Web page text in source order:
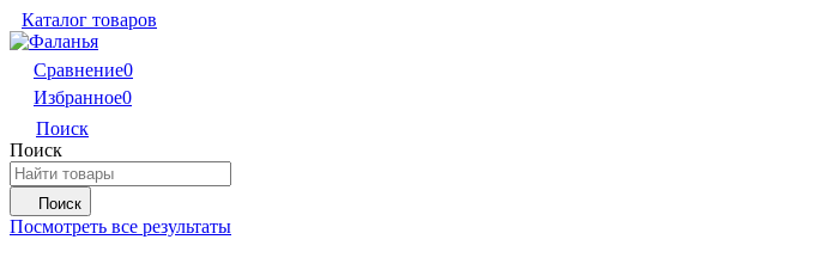
Каталог товаров
Сравнение0
Избранное0
Поиск
Поиск
Поиск
Посмотреть все результаты